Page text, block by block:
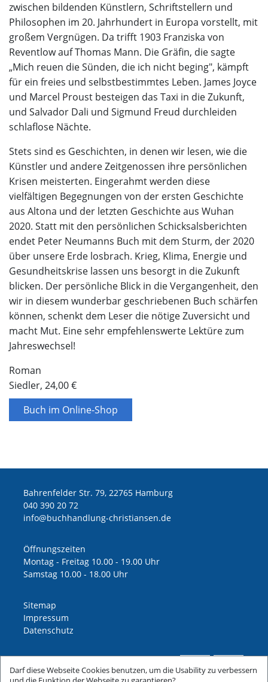
zwischen bildenden Künstlern, Schriftstellern und
Philosophen im 20. Jahrhundert in Europa vorstellt, mit
großem Vergnügen. Da trifft 1903 Franziska von
Reventlow auf Thomas Mann. Die Gräfin, die sagte
„Mich reuen die Sünden, die ich nicht beging", kämpft
für ein freies und selbstbestimmtes Leben. James Joyce
und Marcel Proust besteigen das Taxi in die Zukunft,
und Salvador Dali und Sigmund Freud durchleiden
schlaflose Nächte.
Stets sind es Geschichten, in denen wir lesen, wie die
Künstler und andere Zeitgenossen ihre persönlichen
Krisen meisterten. Eingerahmt werden diese
vielfältigen Begegnungen von der ersten Geschichte
aus Altona und der letzten Geschichte aus Wuhan
2020. Statt mit den persönlichen Schicksalsberichten
endet Peter Neumanns Buch mit dem Sturm, der 2020
über unsere Erde losbrach. Krieg, Klima, Energie und
Gesundheitskrise lassen uns besorgt in die Zukunft
blicken. Der persönliche Blick in die Vergangenheit, den
wir in diesem wunderbar geschriebenen Buch schärfen
können, schenkt dem Leser die nötige Zuversicht und
macht Mut. Eine sehr empfehlenswerte Lektüre zum
Jahreswechsel!
Roman
Siedler, 24,00 €
Buch im Online-Shop
Bahrenfelder Str. 79, 22765 Hamburg
040 390 20 72
ed.nesnaitsirhc-gnuldnahhcub@ofni
Öffnungszeiten
Montag - Freitag 10.00 - 19.00 Uhr
Samstag 10.00 - 18.00 Uhr
Sitemap
Impressum
Datenschutz
Darf diese Webseite Cookies benutzen, um die Usability zu verbessern